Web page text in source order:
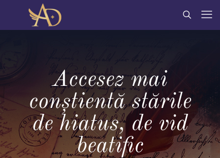
Accesez mai
conștientă stările
de hiatus, de vid
beatific